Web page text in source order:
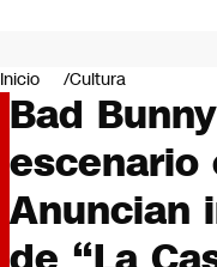
Negocios
Deportes
Programas completos
Cultura
Servicios
Bits
CNN tiempo
Inicio Cultura
Bad
escenario
Anuncian